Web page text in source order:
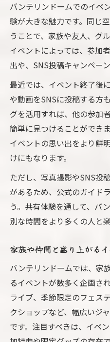
バンテリンドームでのイベ
験が大きな魅力です。同じ
うことで、家族や友人、グ
イベントによっては、参加
出や、SNS投稿キャンペー
最近では、イベント終了後
や動画をSNSに投稿する方
グを活用すれば、他の参加
簡単に見つけることができ
イベントの思い出をより鮮
けにもなります。
ただし、写真撮影やSNS投
があるため、公式のガイド
う。共有体験を通して、バ
別な時間をより多くの人と
家族や仲間と盛り上がる
バンテリンドームでは、家
るイベントが数多く企画さ
ライブ、季節限定のフェス
クショップなど、幅広いジ
です。注目すべきは、イベ